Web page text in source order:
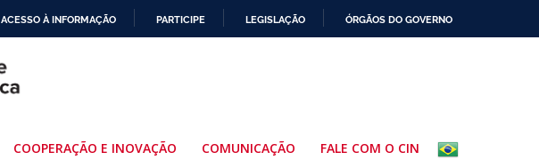
ACESSO À INFORMAÇÃO PARTICIPE LEGISLAÇÃO ÓRGÃOS DO GOVERNO
COOPERAÇÃO E INOVAÇÃO COMUNICAÇÃO FALE COM O CIN